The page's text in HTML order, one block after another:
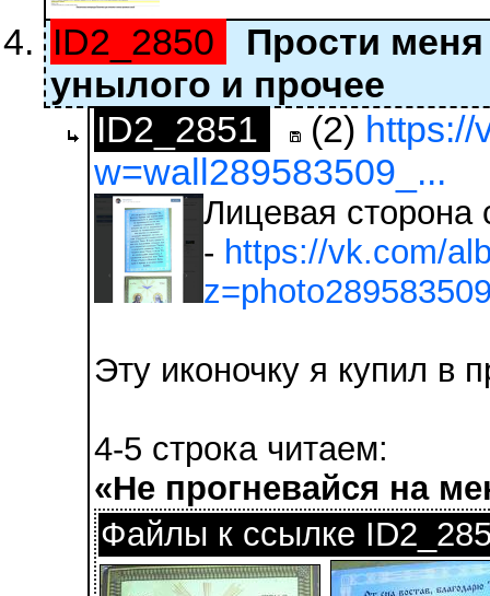
ID2_2850
Прости меня
унылого и прочее
ID2_2851
(2) https://
w=wall289583509_...
Лицевая сторона
- https://vk.com/
Эту иконочку я купил в
4-5 строка читаем:
«Не прогневайся на
Файлы к ссылке